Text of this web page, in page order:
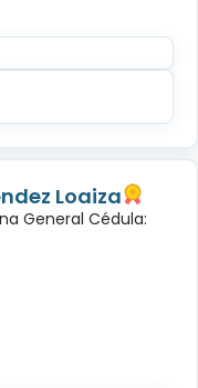
Loaiza
General Cédula: